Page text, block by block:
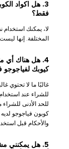
3. هل اكواد
فقط؟
لا، يمكنك استخدام
المختلفة. إنها
4. هل هناك أي
كيوبك لفياجوجو
غالبًا ما لا تحتوي
للشراء عند
للحد الأدنى
كوبون فياجوجو
والأحكام قبل
5. هل يمكنني